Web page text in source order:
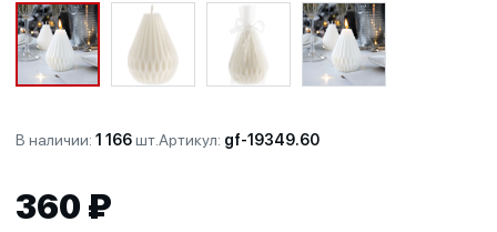
В наличии: 1 166шт.Артикул: gf-19349.60
360 ₽